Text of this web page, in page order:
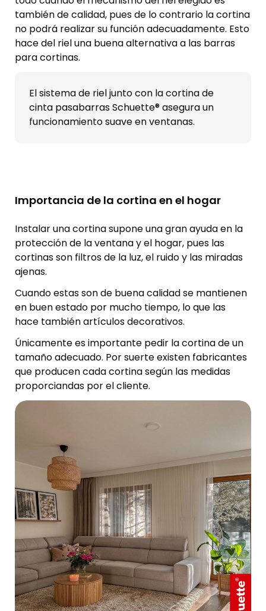
también de calidad, pues de lo contrario la cortina
no podrá realizar su función adecuadamente. Esto
hace del riel una buena alternativa a las barras
para cortinas.
El sistema de riel junto con la cortina de
cinta pasabarras Schuette® asegura un
funcionamiento suave en ventanas.
Importancia de la cortina en el hogar
Instalar una cortina supone una gran ayuda en la
protección de la ventana y el hogar, pues las
cortinas son filtros de la luz, el ruido y las miradas
ajenas.
Cuando estas son de buena calidad se mantienen
en buen estado por mucho tiempo, lo que las
hace también artículos decorativos.
Únicamente es importante pedir la cortina de un
tamaño adecuado. Por suerte existen fabricantes
que producen cada cortina según las medidas
proporciandas por el cliente.